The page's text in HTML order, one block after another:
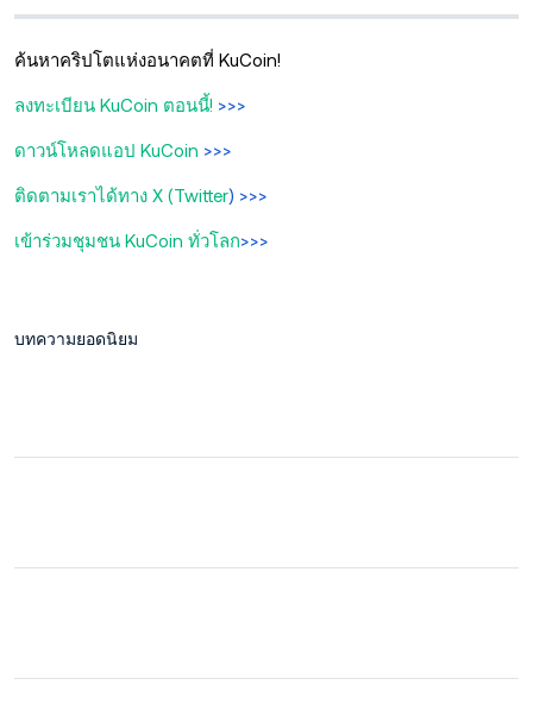
ค้นหาคริปโตแห่งอนาคตที่ KuCoin!
ลงทะเบียน KuCoin ตอนนี้! >>>
ดาวน์โหลดแอป KuCoin >>>
ติดตามเราได้ทาง X (Twitter) >>>
เข้าร่วมชุมชน KuCoin ทั่วโลก>>>
บทความยอดนิยม